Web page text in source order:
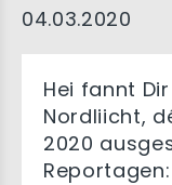
04.03.2020
Hei fannt
Nordliicht,
2020
Reportagen: